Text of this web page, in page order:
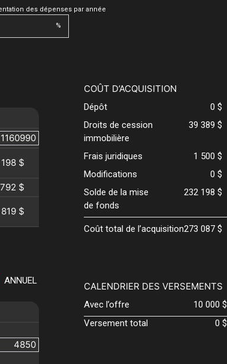
des dépenses par année
%
$
$
$
ANNUEL
COÛT D’ACQUISITION
Dépôt
0 $
Droits de cession
immobilière
39 389 $
Frais juridiques
1 500 $
Modifications
0 $
Solde de la mise
de fonds
232 198 $
Coût total de l’acquisition273 087 $
CALENDRIER DES VERSEMENTS
Avec l’offre
10 000 $
Versement total
0 $